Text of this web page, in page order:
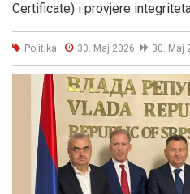
Certificate) i provjere
Politika 30. Maj 2026 30. Maj